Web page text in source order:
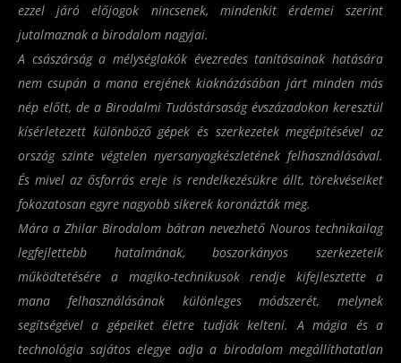
ezzel járó előjogok nincsenek, mindenkit érdemei szerint
jutalmaznak a birodalom nagyjai.
A császárság a mélységlakók évezredes tanításainak hatására
nem csupán a mana erejének kiaknázásában járt minden más
nép előtt, de a Birodalmi Tudóstársaság évszázadokon keresztül
kísérletezett különböző gépek és szerkezetek megépítésével az
ország szinte végtelen nyersanyagkészletének felhasználásával.
És mivel az ősforrás ereje is rendelkezésükre állt, törekvéseiket
fokozatosan egyre nagyobb sikerek koronázták meg.
Mára a Zhilar Birodalom bátran nevezhető Nouros technikailag
legfejlettebb hatalmának, boszorkányos szerkezeteik
működtetésére a magiko-technikusok rendje kifejlesztette a
mana felhasználásának különleges módszerét, melynek
segítségével a gépeiket életre tudják kelteni. A mágia és a
technológia sajátos elegye adja a birodalom megállíthatatlan